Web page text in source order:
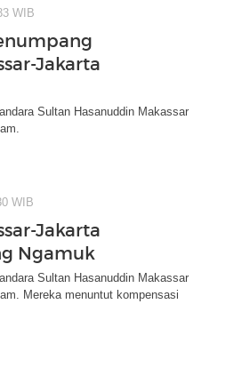
WIB
Jakarta
Sultan Hasanuddin Makassar
WIB
Jakarta
Ngamuk
Sultan Hasanuddin Makassar
Mereka menuntut kompensasi